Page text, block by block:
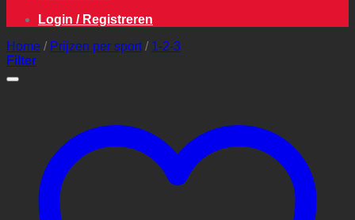
Login / Registreren
Home / Prijzen per sport / 1-2-3
Filter